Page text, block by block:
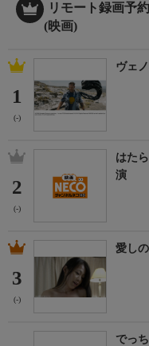
リモート録画予
(映画)
1
(-)
ヴェ
2
(-)
はた
演
3
(-)
愛し
でっ